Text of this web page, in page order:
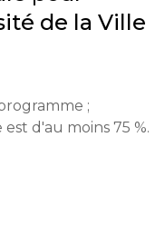
sont
Les frais de
requise
de l'école
de la Ville
;
d'au moins 75 %.